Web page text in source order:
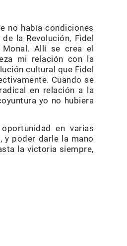
no había condiciones
la Revolución, Fidel
Allí se crea el
mi relación con la
cultural que Fidel
Cuando se
en relación a la
yo no hubiera
en varias
y poder darle la mano
la victoria siempre,